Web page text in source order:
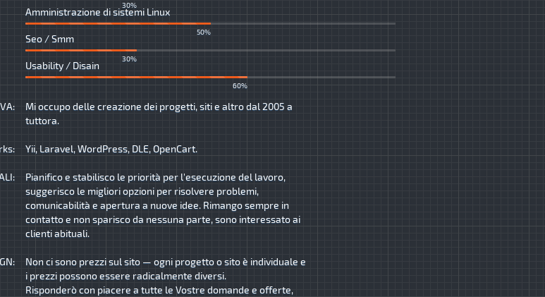
30%
Amministrazione di sistemi Linux
50%
Seo / Smm
30%
Usability / Disain
60%
Mi occupo delle creazione dei progetti, siti e altro dal 2005 a
tuttora.
Yii, Laravel, WordPress, DLE, OpenCart.
Pianifico e stabilisco le priorità per l'esecuzione del lavoro,
suggerisco le migliori opzioni per risolvere problemi,
comunicabilità e apertura a nuove idee. Rimango sempre in
contatto e non sparisco da nessuna parte, sono interessato ai
clienti abituali.
Non ci sono prezzi sul sito — ogni progetto o sito è individuale e
i prezzi possono essere radicalmente diversi.
Risponderò con piacere a tutte le Vostre domande e offerte,